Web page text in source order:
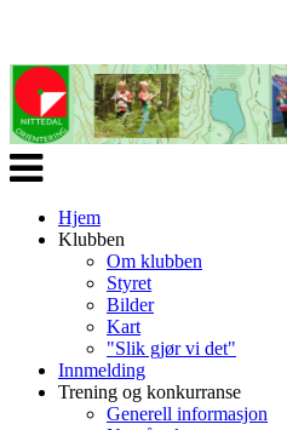
Veksle
navigasjon
Hjem
Klubben
Om klubben
Styret
Bilder
Kart
"Slik gjør vi det"
Innmelding
Trening og konkurranse
Generell informasjon